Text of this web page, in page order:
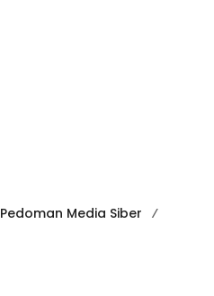
Pedoman Media Siber